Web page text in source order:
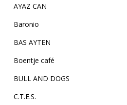
AYAZ CAN
Baronio
BAS AYTEN
Boentje café
BULL AND DOGS
C.T.E.S.